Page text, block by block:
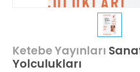
Ketebe Yayınları
Yolculukları